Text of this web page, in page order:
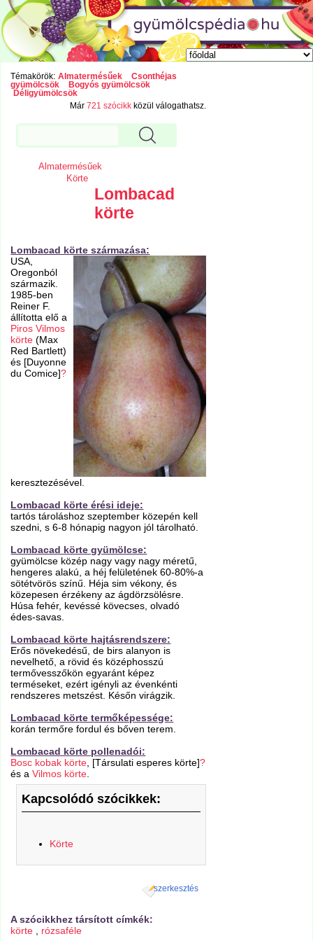
Témakörök: Almatermésűek
Csonthéjas
gyümölcsök
Bogyós gyümölcsök
Déligyümölcsök
Már721 szócikk közül válogathatsz.
Almatermésűek
Körte
Lombacad
körte
Lombacad körte származása:
USA,
Oregonból
származik.
1985-ben
Reiner F.
állította elő a
Piros Vilmos
körte (Max
Red Bartlett)
és [Duyonne
du Comice]?
keresztezésével.
Lombacad körte érési ideje:
tartós tároláshoz szeptember közepén kell
szedni, s 6-8 hónapig nagyon jól tárolható.
Lombacad körte gyümölcse:
gyümölcse közép nagy vagy nagy méretű,
hengeres alakú, a héj felületének 60-80%-a
sötétvörös színű. Héja sim vékony, és
közepesen érzékeny az ágdörzsölésre.
Húsa fehér, kevéssé kövecses, olvadó
édes-savas.
Lombacad körte hajtásrendszere:
Erős növekedésű, de birs alanyon is
nevelhető, a rövid és középhosszú
termővesszőkön egyaránt képez
terméseket, ezért igényli az évenkénti
rendszeres metszést. Későn virágzik.
Lombacad körte termőképessége:
korán termőre fordul és bőven terem.
Lombacad körte pollenadói:
Bosc kobak körte , [Társulati esperes körte]?
és aVilmos körte
Kapcsolódó szócikkek:
Körte
szerkesztés
A szócikkhez társított címkék:
körte
rózsaféle